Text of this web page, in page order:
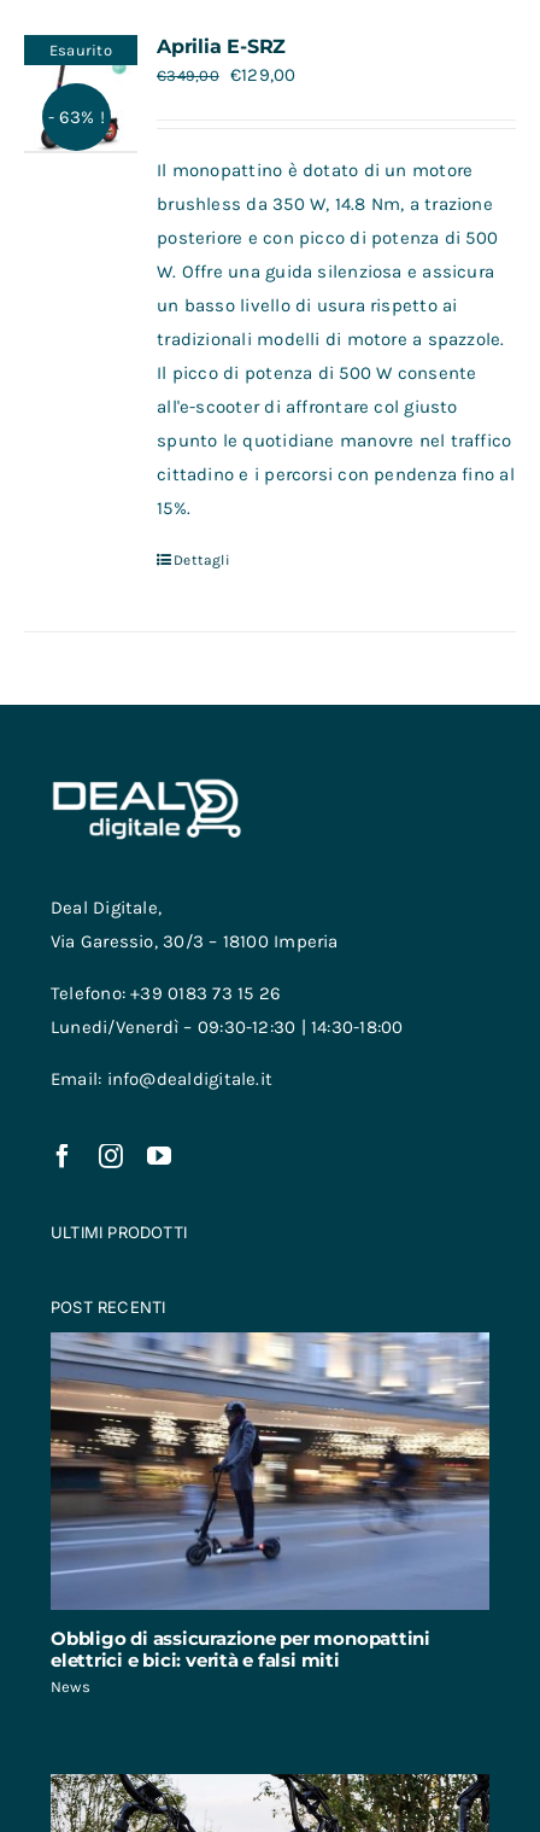
Contatti
Esaurito
- 63% !
Aprilia E-SRZ
€349,00 €129,00
Il monopattino è dotato di un motore
brushless da 350 W, 14.8 Nm, a trazione
posteriore e con picco di potenza di 500
W. Offre una guida silenziosa e assicura
un basso livello di usura rispetto ai
tradizionali modelli di motore a spazzole.
Il picco di potenza di 500 W consente
all'e-scooter di affrontare col giusto
spunto le quotidiane manovre nel traffico
cittadino e i percorsi con pendenza fino al
15%.
Dettagli
Deal Digitale,
Via Garessio, 30/3 – 18100 Imperia
Telefono: +39 0183 73 15 26
Lunedi/Venerdì – 09:30-12:30 | 14:30-18:00
Email: info@dealdigitale.it
ULTIMI PRODOTTI
POST RECENTI
Obbligo di assicurazione per monopattini
elettrici e bici: verità e falsi miti
News